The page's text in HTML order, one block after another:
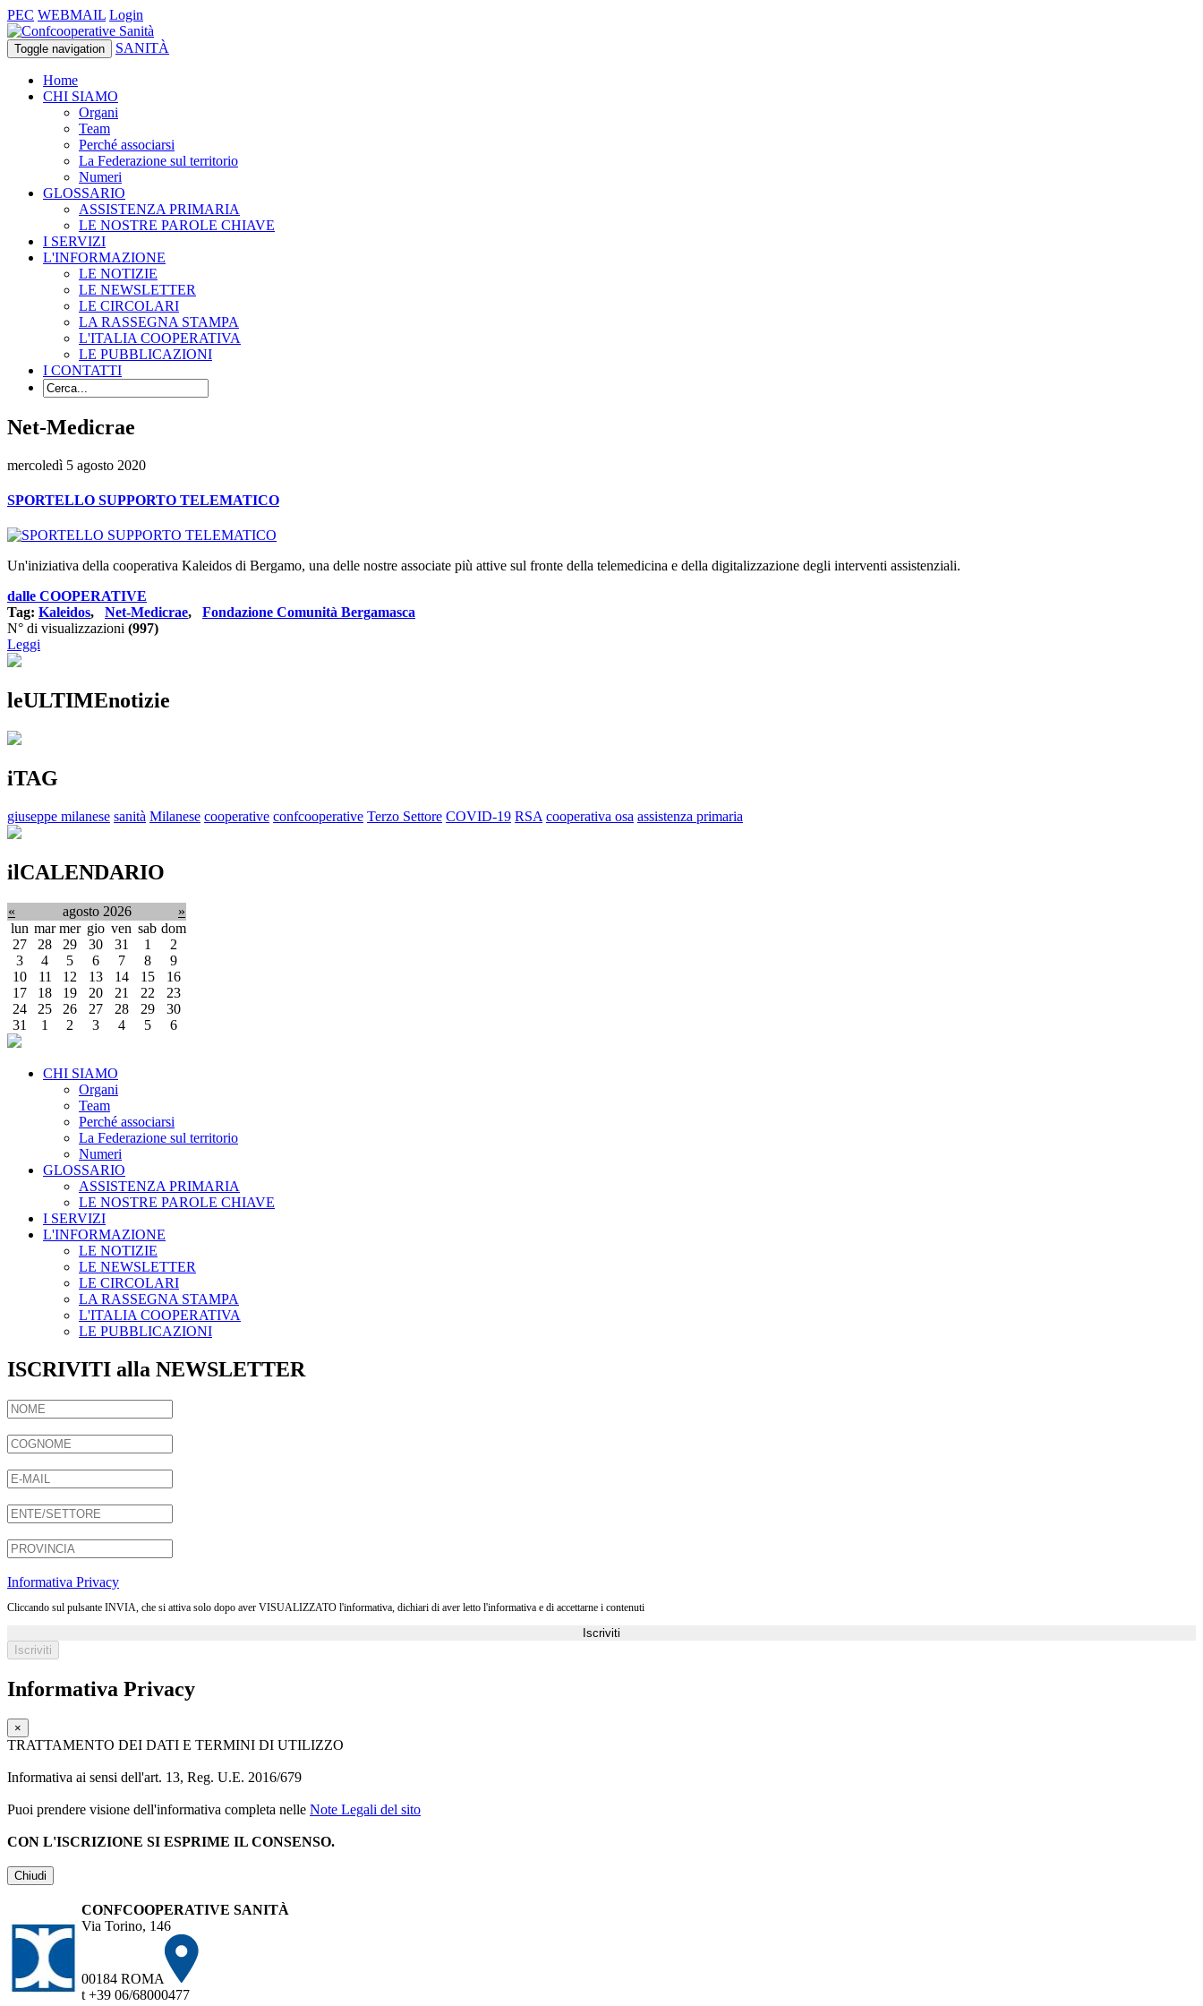
PEC WEBMAIL Login
Toggle navigation SANITÀ
Home
CHI SIAMO
Organi
Team
Perché associarsi
La Federazione sul territorio
Numeri
GLOSSARIO
ASSISTENZA PRIMARIA
LE NOSTRE PAROLE CHIAVE
I SERVIZI
L'INFORMAZIONE
LE NOTIZIE
LE NEWSLETTER
LE CIRCOLARI
LA RASSEGNA STAMPA
L'ITALIA COOPERATIVA
LE PUBBLICAZIONI
I CONTATTI
Net-Medicrae
mercoledì 5 agosto 2020
SPORTELLO SUPPORTO TELEMATICO
Un'iniziativa della cooperativa Kaleidos di Bergamo, una delle nostre associate più attive sul fronte della telemedicina e della digitalizzazione degli interventi assistenziali.
dalle COOPERATIVE
Tag: Kaleidos, Net-Medicrae, Fondazione Comunità Bergamasca
N° di visualizzazioni (997)
Leggi
leULTIMEnotizie
iTAG
giuseppe milanese sanità Milanese cooperative confcooperative Terzo Settore COVID-19 RSA cooperativa osa assistenza primaria
ilCALENDARIO
« agosto 2026
»
lun mar mer gio ven sab dom
27
28 29 30 31 1
2
3
4 5 6 7 8
9
10
11 12 13 14 15
16
17
18 19 20 21 22
23
24
25 26 27 28 29
30
31
1 2 3 4 5 6
CHI SIAMO
Organi
Team
Perché associarsi
La Federazione sul territorio
Numeri
GLOSSARIO
ASSISTENZA PRIMARIA
LE NOSTRE PAROLE CHIAVE
I SERVIZI
L'INFORMAZIONE
LE NOTIZIE
LE NEWSLETTER
LE CIRCOLARI
LA RASSEGNA STAMPA
L'ITALIA COOPERATIVA
LE PUBBLICAZIONI
ISCRIVITI alla NEWSLETTER
Informativa Privacy
Cliccando sul pulsante INVIA, che si attiva solo dopo aver VISUALIZZATO l'informativa, dichiari di aver letto l'informativa e di accettarne i contenuti
Iscriviti
Informativa Privacy
×
TRATTAMENTO DEI DATI E TERMINI DI UTILIZZO
Informativa ai sensi dell'art. 13, Reg. U.E. 2016/679
Puoi prendere visione dell'informativa completa nelle Note Legali del sito
CON L'ISCRIZIONE SI ESPRIME IL CONSENSO.
Chiudi
CONFCOOPERATIVE SANITÀ
Via Torino, 146
00184 ROMA
t +39 06/68000477